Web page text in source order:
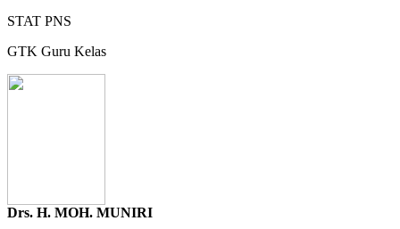
STAT PNS
GTK Guru Kelas
Drs. H. MOH. MUNIRI